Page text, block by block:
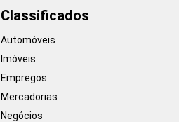
Classificados
Automóveis
Imóveis
Empregos
Mercadorias
Negócios